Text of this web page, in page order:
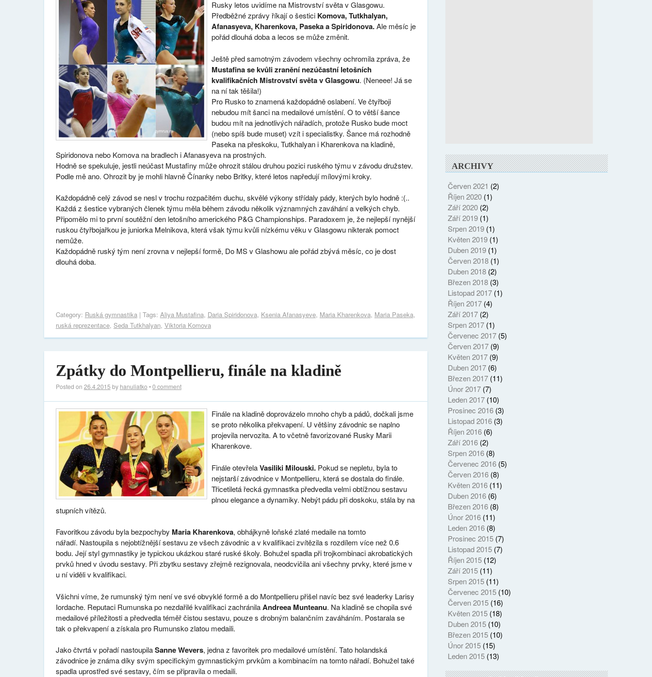
Rusky letos uvidíme na Mistrovství světa v Glasgowu.
Předběžné zprávy říkají o šestici Komova, Tutkhalyan,
Afanasyeva, Kharenkova, Paseka a Spiridonova.Ale měsíc je
pořád dlouhá doba a lecos se může změnit.
Ještě před samotným závodem všechny ochromila zpráva, že
Mustafina se kvůli zranění nezúčastní letošních
kvalifikačních Mistrovství světa v Glasgowu. (Neneee! Já se
na ní tak těšila!)
Pro Rusko to znamená každopádně oslabení. Ve čtyřboji
nebudou mít šanci na medailové umístění. O to větší šance
budou mít na jednotlivých nářadích, protože Rusko bude moct
(nebo spíš bude muset) vzít i specialistky. Šance má rozhodně
Paseka na přeskoku, Tutkhalyan i Kharenkova na kladině,
Spiridonova nebo Komova na bradlech i Afanasyeva na prostných.
Hodně se spekuluje, jestli neúčast Mustafiny může ohrozit stálou druhou pozici ruského týmu v závodu družstev.
Podle mě ano. Ohrozit by je mohli hlavně Čínanky nebo Britky, které letos napředují mílovými kroky.
Každopádně celý závod se nesl v trochu rozpačitém duchu, skvělé výkony střídaly pády, kterých bylo hodně :(..
Každá z šestice vybraných členek týmu měla během závodu několik významných zaváhání a velkých chyb.
Připomělo mi to první soutěžní den letošního amerického P&G Championships. Paradoxem je, že nejlepší nynější
ruskou čtyřbojařkou je juniorka Melnikova, která však týmu kvůli nízkému věku v Glasgowu nikterak pomoct
nemůže.
Každopádně ruský tým není zrovna v nejlepší formě, Do MS v Glashowu ale pořád zbývá měsíc, co je dost
dlouhá doba.
Category: Ruská gymnastika| Tags: Aliya Mustafina, Daria Spiridonova, Ksenia Afanasyeve, Maria Kharenkova, Maria Paseka,
ruská reprezentace, Seda Tutkhalyan, Viktoria Komova
Zpátky do Montpellieru, finále na kladině
Posted on 26.4.2015 by hanuliatko •0 comment
Finále na kladině doprovázelo mnoho chyb a pádů, dočkali jsme
se proto několika překvapení. U většiny závodnic se naplno
projevila nervozita. A to včetně favorizované Rusky Marii
Kharenkove.
Finále otevřelaVasiliki Milouski. Pokud se nepletu, byla to
nejstarší závodnice v Montpellieru, která se dostala do finále.
Třicetiletá řecká gymnastka předvedla velmi obtížnou sestavu
plnou elegance a dynamiky. Nebýt pádu při doskoku, stála by na
stupních vítězů.
Favoritkou závodu byla bezpochyby Maria Kharenkova, obhájkyně loňské zlaté medaile na tomto
nářadí. Nastoupila s nejobtížnější sestavu ze všech závodnic a v kvalifikaci zvítězila s rozdílem více než 0.6
bodu. Její styl gymnastiky je typickou ukázkou staré ruské školy. Bohužel spadla při trojkombinaci akrobatických
prvků hned v úvodu sestavy. Při zbytku sestavy zřejmě rezignovala, neodcvičila ani všechny prvky, které jsme v
u ní viděli v kvalifikaci.
Všichni víme, že rumunský tým není ve své obvyklé formě a do Montpellieru přišel navíc bez své leaderky Larisy
Iordache. Reputaci Rumunska po nezdařilé kvalifikaci zachránilaAndreea Munteanu. Na kladině se chopila své
medailové příležitosti a předvedla téměř čistou sestavu, pouze s drobným balančním zaváháním. Postarala se
tak o překvapení a získala pro Rumunsko zlatou medaili.
Jako čtvrtá v pořadí nastoupilaSanne Wevers, jedna z favoritek pro medailové umístění. Tato holandská
závodnice je známa díky svým specifickým gymnastickým prvkům a kombinacím na tomto nářadí. Bohužel také
spadla uprostřed své sestavy, čím se připravila o medaili.
ARCHIVY
Červen 2021 (2)
Říjen 2020(1)
Září 2020(2)
Září 2019(1)
Srpen 2019(1)
Květen 2019(1)
Duben 2019(1)
Červen 2018(1)
Duben 2018(2)
Březen 2018(3)
Listopad 2017(1)
Říjen 2017(4)
Září 2017(2)
Srpen 2017(1)
Červenec 2017(5)
Červen 2017(9)
Květen 2017(9)
Duben 2017(6)
Březen 2017(11)
Únor 2017(7)
Leden 2017(10)
Prosinec 2016(3)
Listopad 2016(3)
Říjen 2016(6)
Září 2016(2)
Srpen 2016(8)
Červenec 2016(5)
Červen 2016(8)
Květen 2016(11)
Duben 2016(6)
Březen 2016(8)
Únor 2016(11)
Leden 2016(8)
Prosinec 2015(7)
Listopad 2015(7)
Říjen 2015(12)
Září 2015(11)
Srpen 2015(11)
Červenec 2015(10)
Červen 2015(16)
Květen 2015(18)
Duben 2015(10)
Březen 2015(10)
Únor 2015(15)
Leden 2015(13)